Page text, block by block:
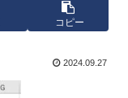
コピー
2024.09.27